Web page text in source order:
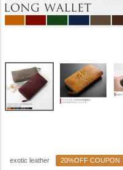
exotic leather 20%OFF COUPON